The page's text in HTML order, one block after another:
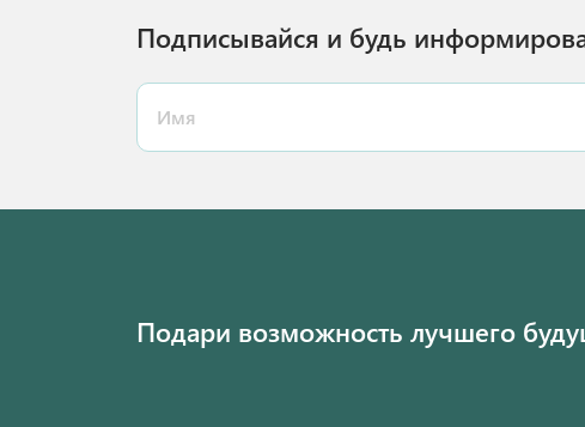
Подписывайся и будь
Подари возможность лучшего